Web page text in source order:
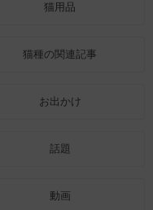
猫用品
猫種の関連記事
お出かけ
話題
動画